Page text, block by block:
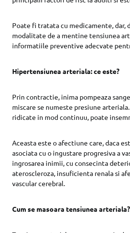
Poate fi tratata cu medicamente, dar,
modalitate de a mentine tensiunea
informatiile preventive adecvate
Hipertensiunea arteriala: ce este?
Prin contractie, inima pompeaza
miscare se numeste presiune
ridicate in mod continuu, poate
Aceasta este o afectiune care, daca
asociata cu o ingustare progresiva a
ingrosarea inimii, cu consecinta
ateroscleroza, insuficienta renala si
vascular cerebral.
Cum se masoara tensiunea arteriala?